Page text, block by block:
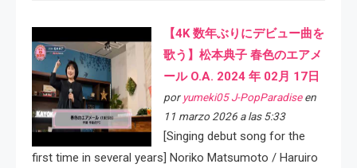
【4K 数年ぶりにデビュー曲を
歌う】松本典子 春色のエアメ
ール O.A. 2024 年 02月 17日
por yumeki05 J-PopParadiseen
11 marzo 2026 a las 5:33
[Singing debut song for the
first time in several years] Noriko Matsumoto / Haruiro